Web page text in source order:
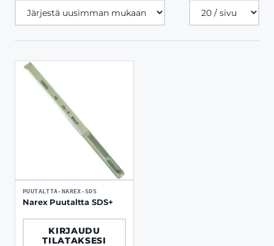
Tuotteita
sivulla
PUUTALTTA-NAREX-SDS
Narex Puutaltta SDS+
KIRJAUDU
TILATAKSESI